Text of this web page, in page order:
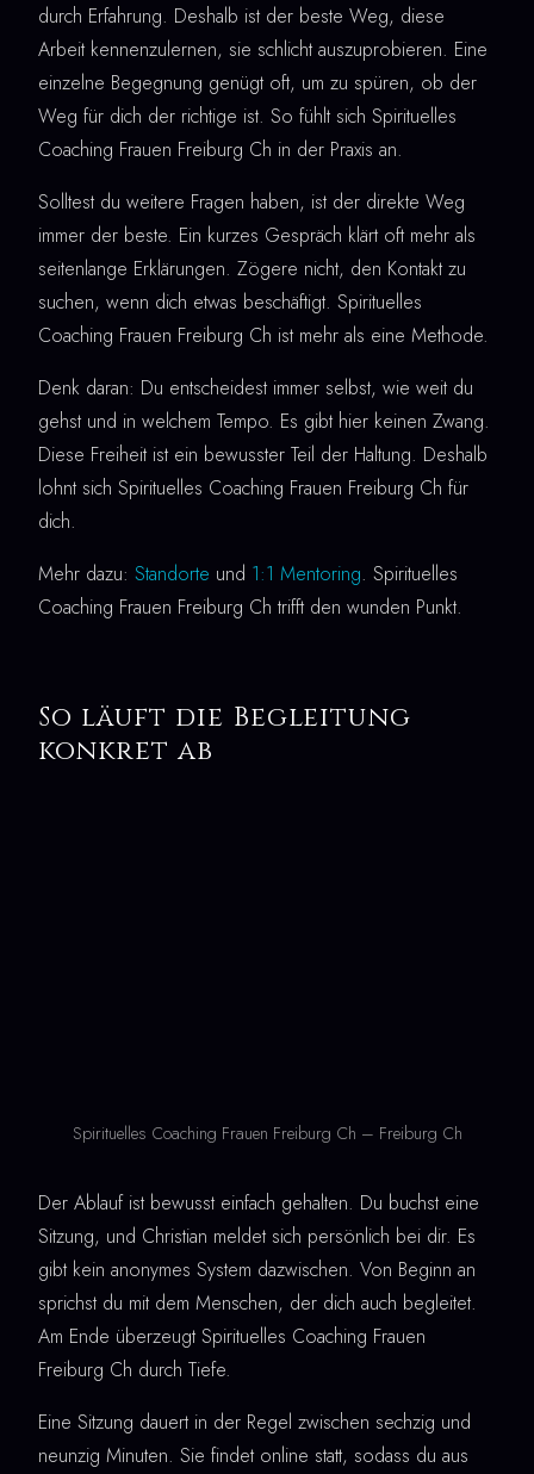
durch Erfahrung. Deshalb ist der beste Weg, diese
Arbeit kennenzulernen, sie schlicht auszuprobieren. Eine
einzelne Begegnung genügt oft, um zu spüren, ob der
Weg für dich der richtige ist. So fühlt sich Spirituelles
Coaching Frauen Freiburg Ch in der Praxis an.
Solltest du weitere Fragen haben, ist der direkte Weg
immer der beste. Ein kurzes Gespräch klärt oft mehr als
seitenlange Erklärungen. Zögere nicht, den Kontakt zu
suchen, wenn dich etwas beschäftigt. Spirituelles
Coaching Frauen Freiburg Ch ist mehr als eine Methode.
Denk daran: Du entscheidest immer selbst, wie weit du
gehst und in welchem Tempo. Es gibt hier keinen Zwang.
Diese Freiheit ist ein bewusster Teil der Haltung. Deshalb
lohnt sich Spirituelles Coaching Frauen Freiburg Ch für
dich.
Mehr dazu: Standorte und 1:1 Mentoring. Spirituelles
Coaching Frauen Freiburg Ch trifft den wunden Punkt.
So läuft die Begleitung
konkret ab
Spirituelles Coaching Frauen Freiburg Ch – Freiburg Ch
Der Ablauf ist bewusst einfach gehalten. Du buchst eine
Sitzung, und Christian meldet sich persönlich bei dir. Es
gibt kein anonymes System dazwischen. Von Beginn an
sprichst du mit dem Menschen, der dich auch begleitet.
Am Ende überzeugt Spirituelles Coaching Frauen
Freiburg Ch durch Tiefe.
Eine Sitzung dauert in der Regel zwischen sechzig und
neunzig Minuten. Sie findet online statt, sodass du aus